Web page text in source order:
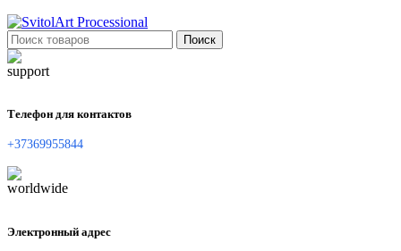
Поиск
Телефон для контактов
+37369955844
Электронный адрес